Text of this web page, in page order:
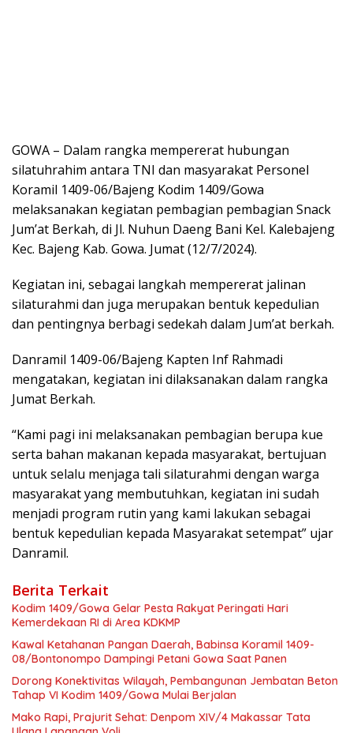
GOWA – Dalam rangka mempererat hubungan
silatuhrahim antara TNI dan masyarakat Personel
Koramil 1409-06/Bajeng Kodim 1409/Gowa
melaksanakan kegiatan pembagian pembagian Snack
Jum’at Berkah, di Jl. Nuhun Daeng Bani Kel. Kalebajeng
Kec. Bajeng Kab. Gowa. Jumat (12/7/2024).
Kegiatan ini, sebagai langkah mempererat jalinan
silaturahmi dan juga merupakan bentuk kepedulian
dan pentingnya berbagi sedekah dalam Jum’at berkah.
Danramil 1409-06/Bajeng Kapten Inf Rahmadi
mengatakan, kegiatan ini dilaksanakan dalam rangka
Jumat Berkah.
“Kami pagi ini melaksanakan pembagian berupa kue
serta bahan makanan kepada masyarakat, bertujuan
untuk selalu menjaga tali silaturahmi dengan warga
masyarakat yang membutuhkan, kegiatan ini sudah
menjadi program rutin yang kami lakukan sebagai
bentuk kepedulian kepada Masyarakat setempat” ujar
Danramil.
Berita Terkait
Kodim 1409/Gowa Gelar Pesta Rakyat Peringati Hari
Kemerdekaan RI di Area KDKMP
Kawal Ketahanan Pangan Daerah, Babinsa Koramil 1409-
08/Bontonompo Dampingi Petani Gowa Saat Panen
Dorong Konektivitas Wilayah, Pembangunan Jembatan Beton
Tahap VI Kodim 1409/Gowa Mulai Berjalan
Mako Rapi, Prajurit Sehat: Denpom XIV/4 Makassar Tata